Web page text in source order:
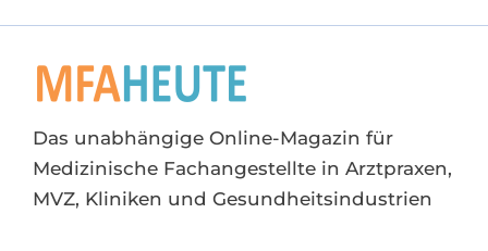
Das unabhängige Online-Magazin für
Medizinische Fachangestellte in Arztpraxen,
MVZ, Kliniken und Gesundheitsindustrien